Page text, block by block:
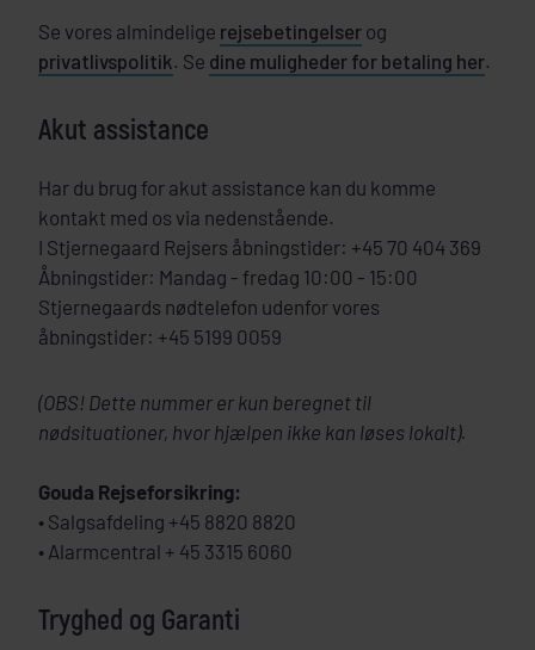
Se vores almindelige rejsebetingelser og
privatlivspolitik. Se dine muligheder for betaling her.
Akut assistance
Har du brug for akut assistance kan du komme
kontakt med os via nedenstående.
I Stjernegaard Rejsers åbningstider: +45 70 404 369
Åbningstider: Mandag - fredag 10:00 - 15:00
Stjernegaards nødtelefon udenfor vores
åbningstider: +45 5199 0059
(OBS! Dette nummer er kun beregnet til
nødsituationer, hvor hjælpen ikke kan løses lokalt).
Gouda Rejseforsikring:
• Salgsafdeling +45 8820 8820
• Alarmcentral + 45 3315 6060
Tryghed og Garanti